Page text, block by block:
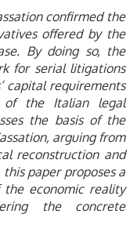
confirmed the
offered by the
By doing so, the
for serial litigations
capital requirements
of the Italian legal
the basis of the
arguing from
reconstruction and
paper proposes a
economic reality
the concrete